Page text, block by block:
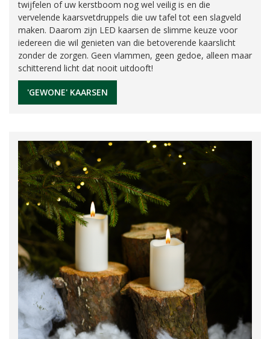
twijfelen of uw kerstboom nog wel veilig is en die
vervelende kaarsvetdruppels die uw tafel tot een slagveld
maken. Daarom zijn LED kaarsen de slimme keuze voor
iedereen die wil genieten van die betoverende kaarslicht
zonder de zorgen. Geen vlammen, geen gedoe, alleen maar
schitterend licht dat nooit uitdooft!
'GEWONE' KAARSEN